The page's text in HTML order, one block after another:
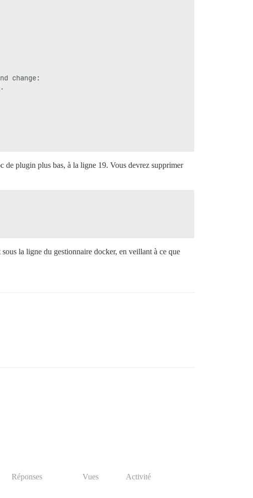
change:
de plugin plus bas, à la ligne 19. Vous devrez supprimer
sous la ligne du gestionnaire docker, en veillant à ce que
Réponses Vues Activité